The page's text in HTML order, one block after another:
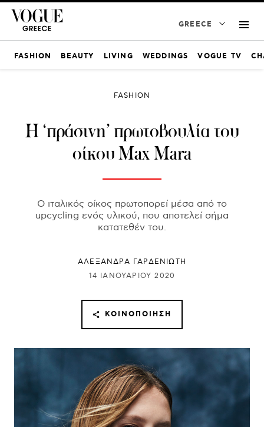
GREECE
FASHION BEAUTY LIVING WEDDINGS VOGUE TV
FASHION
Η ‘πράσινη’ πρωτοβουλία του
οίκου Max Mara
Ο ιταλικός οίκος πρωτοπορεί μέσα από το
upcycling ενός υλικού, που αποτελεί σήμα
κατατεθέν του.
ΑΛΕΞΑΝΔΡΑ ΓΑΡΔΕΝΙΩΤΗ
14 ΙΑΝΟΥΑΡΊΟΥ 2020
ΚΟΙΝΟΠΟΊΗΣΗ